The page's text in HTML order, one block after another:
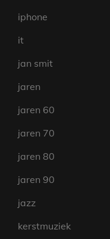
iphone
it
jan smit
jaren
jaren 60
jaren 70
jaren 80
jaren 90
jazz
kerstmuziek